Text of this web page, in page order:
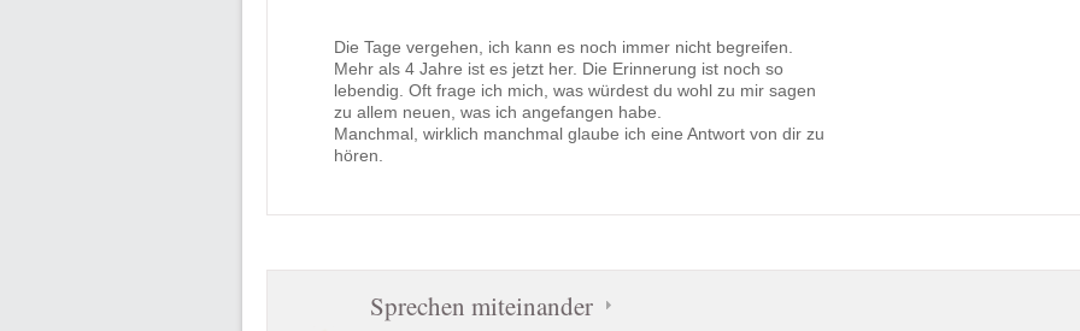
Die Tage vergehen, ich kann es noch immer nicht begreifen.
Mehr als 4 Jahre ist es jetzt her. Die Erinnerung ist noch so
lebendig. Oft frage ich mich, was würdest du wohl zu mir sagen
zu allem neuen, was ich angefangen habe.
Manchmal, wirklich manchmal glaube ich eine Antwort von dir zu
hören.
Sprechen miteinander